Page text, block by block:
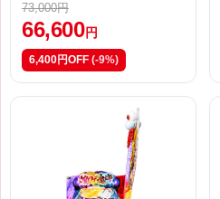
73,000円
66,600 円
6,400円OFF (-9%)